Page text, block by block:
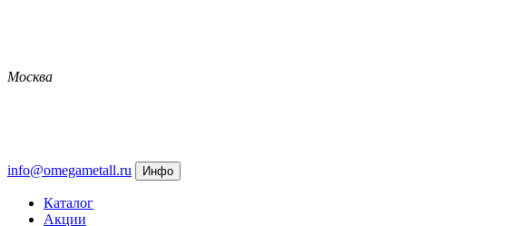
Москва
info@omegametall.ru Инфо
Каталог
Акции